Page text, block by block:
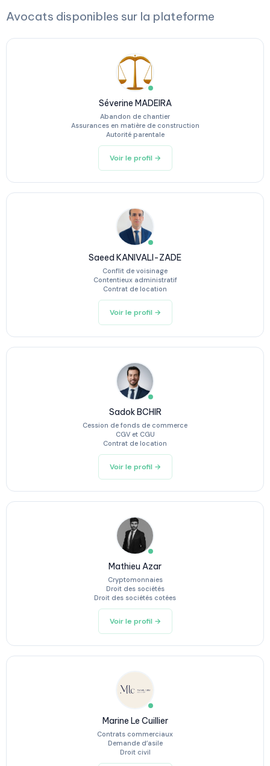
Avocats disponibles sur la plateforme
Séverine MADEIRA
Abandon de chantier
Assurances en matière de construction
Autorité parentale
Voir le profil →
Saeed KANIVALI-ZADE
Conflit de voisinage
Contentieux administratif
Contrat de location
Voir le profil →
Sadok BCHIR
Cession de fonds de commerce
CGV et CGU
Contrat de location
Voir le profil →
Mathieu Azar
Cryptomonnaies
Droit des sociétés
Droit des sociétés cotées
Voir le profil →
Marine Le Cuillier
Contrats commerciaux
Demande d’asile
Droit civil